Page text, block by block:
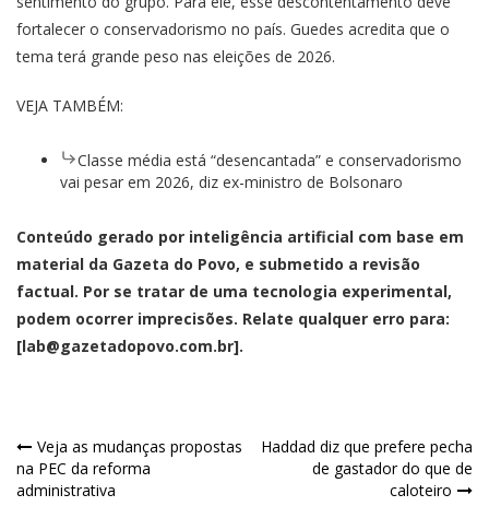
fortalecer o conservadorismo no país. Guedes acredita que o
tema terá grande peso nas eleições de 2026.
VEJA TAMBÉM:
Classe média está “desencantada” e conservadorismo
vai pesar em 2026, diz ex-ministro de Bolsonaro
Conteúdo gerado por inteligência artificial com base em
material da Gazeta do Povo, e submetido a revisão
factual. Por se tratar de uma tecnologia experimental,
podem ocorrer imprecisões. Relate qualquer erro para:
[lab@gazetadopovo.com.br].
Navegação
de
Veja as mudanças propostas
na PEC da reforma
administrativa
Haddad diz que prefere pecha
de gastador do que de
caloteiro